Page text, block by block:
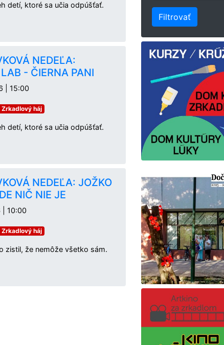
detí, ktoré sa učia odpúšťať.
NEDEĽA:
- ČIERNA PANI
| 15:00
háj
detí, ktoré sa učia odpúšťať.
NEDEĽA: JOŽKO
NIČ NIE JE
| 10:00
háj
zistil, že nemôže všetko sám.